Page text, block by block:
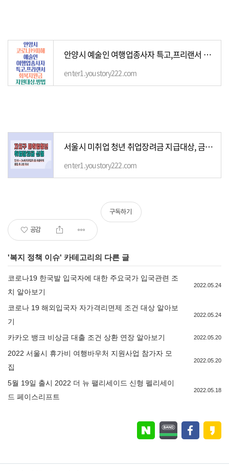
안양시 예술인 여행업종사자 특고,프리랜서 회복지원금 지급 대상 신청 방법
enter1.youstory222.com
서울시 미취업 청년 취업장려금 지급대상, 금액 ,신청방법
enter1.youstory222.com
공감
구독하기
'복지 정책 이슈' 카테고리의 다른 글
코로나19 한국발 입국자에 대한 주요국가 입국관련 조
치 알아보기
2022.05.24
코로나 19 해외입국자 자가격리면제 조건 대상 알아보
기
2022.05.24
카카오 뱅크 비상금 대출 조건 상환 연장 알아보기 2022.05.20
2022 서울시 휴가비 여행바우처 지원사업 참가자 모
집
2022.05.20
5월 19일 출시 2022 더 뉴 팰리세이드 신형 펠리세이
드 페이스리프트
2022.05.18